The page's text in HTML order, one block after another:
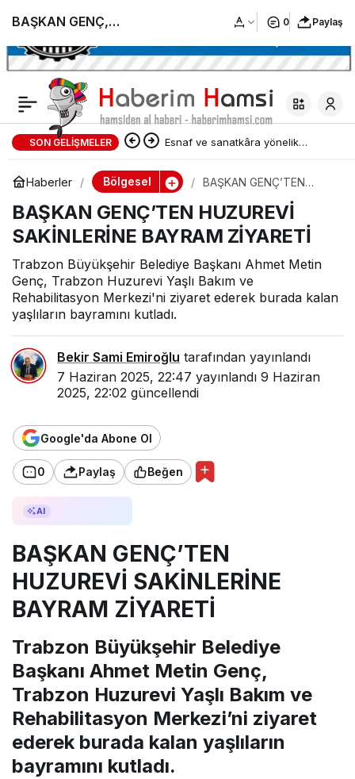
SON GELIŞMELER Esnaf ve sanatkâra yönelik
yatırım ve işletme kredilerinin
limiti artırıldı
Haberler Bölgesel
BAŞKAN GENÇ’TEN
BAYRAM ZİYARETİ
BAŞKAN GENÇ’TEN HUZUREVİ
SAKİNLERİNE BAYRAM ZİYARETİ
Trabzon Büyükşehir Belediye Başkanı Ahmet Metin
Genç, Trabzon Huzurevi Yaşlı Bakım ve
Rehabilitasyon Merkezi'ni ziyaret ederek burada kalan
yaşlıların bayramını kutladı.
Bekir Sami Emiroğlu tarafından yayınlandı
7 Haziran 2025, 22:47 yayınlandı 9 Haziran
2025, 22:02 güncellendi
Google'da Abone Ol
0 Paylaş Beğen
AI
BAŞKAN GENÇ’TEN
HUZUREVİ SAKİNLERİNE
BAYRAM ZİYARETİ
Trabzon Büyükşehir Belediye
Başkanı Ahmet Metin Genç,
Trabzon Huzurevi Yaşlı Bakım ve
Rehabilitasyon Merkezi’ni ziyaret
ederek burada kalan yaşlıların
bayramını kutladı.
BAŞKAN GENÇ,
BEŞİRLİ’DE ESNAFI
ZİYARET ETTİ
0 Paylaş